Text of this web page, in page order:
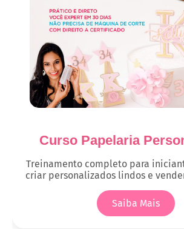
Curso Papelaria
Treinamento completo para
criar personalizados lindos e
Saiba Mais